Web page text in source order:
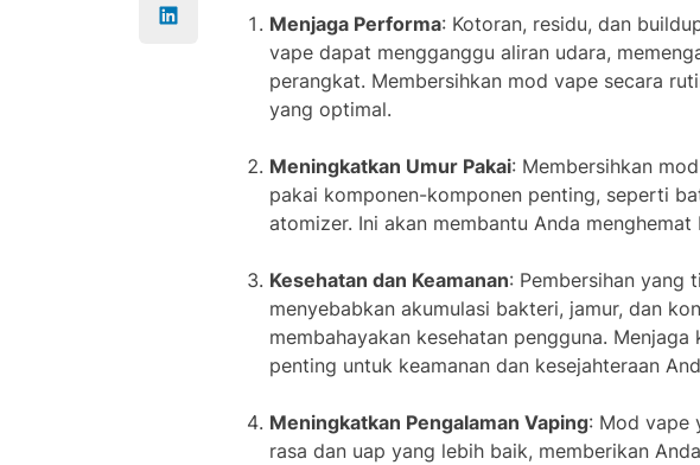
Menjaga Performa: Kotoran, residu, dan
vape dapat mengganggu aliran udara,
perangkat. Membersihkan mod vape secara
yang optimal.
Meningkatkan Umur Pakai: Membersihkan
pakai komponen-komponen penting, seperti
atomizer. Ini akan membantu Anda
Kesehatan dan Keamanan: Pembersihan yang
menyebabkan akumulasi bakteri, jamur, dan
membahayakan kesehatan pengguna.
penting untuk keamanan dan kesejahteraan
Meningkatkan Pengalaman Vaping: Mod vape
rasa dan uap yang lebih baik, memberikan